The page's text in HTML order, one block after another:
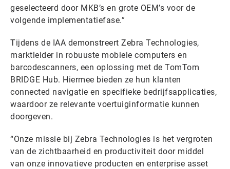
geselecteerd door MKB’s en grote OEM’s voor de
volgende implementatiefase.”
Tijdens de IAA demonstreert Zebra Technologies,
marktleider in robuuste mobiele computers en
barcodescanners, een oplossing met de TomTom
BRIDGE Hub. Hiermee bieden ze hun klanten
connected navigatie en specifieke bedrijfsapplicaties,
waardoor ze relevante voertuiginformatie kunnen
doorgeven.
“Onze missie bij Zebra Technologies is het vergroten
van de zichtbaarheid en productiviteit door middel
van onze innovatieve producten en enterprise asset